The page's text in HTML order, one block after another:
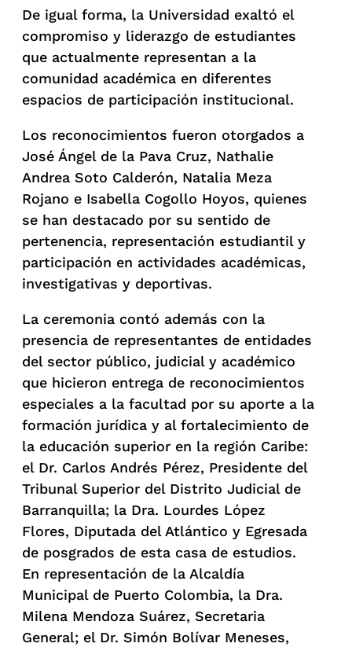
De igual forma, la Universidad exaltó el
compromiso y liderazgo de estudiantes
que actualmente representan a la
comunidad académica en diferentes
espacios de participación institucional.
Los reconocimientos fueron otorgados a
José Ángel de la Pava Cruz, Nathalie
Andrea Soto Calderón, Natalia Meza
Rojano e Isabella Cogollo Hoyos, quienes
se han destacado por su sentido de
pertenencia, representación estudiantil y
participación en actividades académicas,
investigativas y deportivas.
La ceremonia contó además con la
presencia de representantes de entidades
del sector público, judicial y académico
que hicieron entrega de reconocimientos
especiales a la facultad por su aporte a la
formación jurídica y al fortalecimiento de
la educación superior en la región Caribe:
el Dr. Carlos Andrés Pérez, Presidente del
Tribunal Superior del Distrito Judicial de
Barranquilla; la Dra. Lourdes López
Flores, Diputada del Atlántico y Egresada
de posgrados de esta casa de estudios.
En representación de la Alcaldía
Municipal de Puerto Colombia, la Dra.
Milena Mendoza Suárez, Secretaria
General; el Dr. Simón Bolívar Meneses,